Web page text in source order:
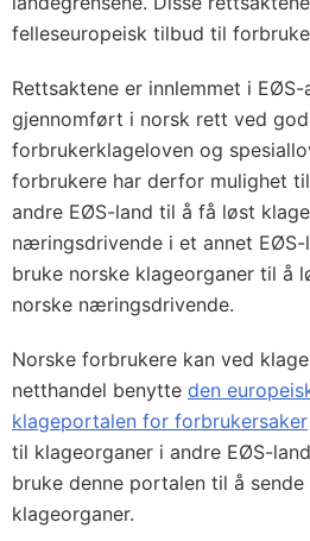
felleseuropeisk tilbud til
Rettsaktene er innlemmet i EØS-
gjennomført i norsk rett ved
forbrukerklageloven og
forbrukere har derfor mulighet
andre EØS-land til å få løst
næringsdrivende i et annet
bruke norske klageorganer til å
norske næringsdrivende.
Norske forbrukere kan ved
netthandel benytte den
klageportalen for forbrukersaker
til klageorganer i andre EØS-
bruke denne portalen til å
klageorganer.